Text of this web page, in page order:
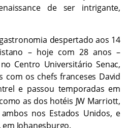
de ser intrigante,
despertado aos 14
– hoje com 28 anos –
Centro Universitário Senac,
com os chefs franceses David
e passou temporadas em
as dos hotéis JW Marriott,
nos Estados Unidos, e
Johanesburgo.